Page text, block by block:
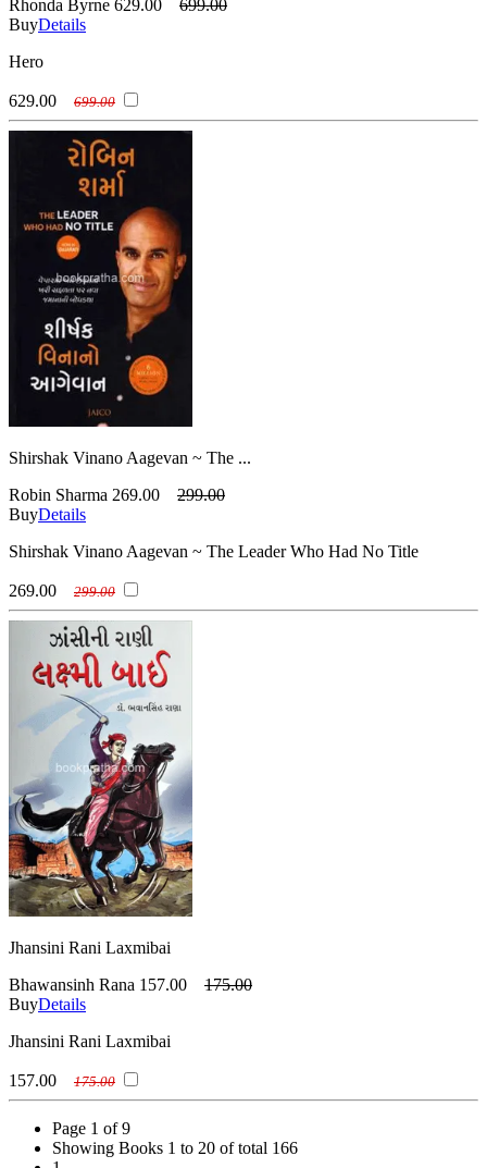
Rhonda Byrne 629.00
699.00
BuyDetails
Hero
629.00 699.00
Shirshak Vinano Aagevan ~ The ...
Robin Sharma 269.00
299.00
BuyDetails
Shirshak Vinano Aagevan ~ The Leader Who Had No Title
269.00 299.00
Jhansini Rani Laxmibai
Bhawansinh Rana 157.00
175.00
BuyDetails
Jhansini Rani Laxmibai
157.00 175.00
Page 1 of 9
Showing Books 1 to 20 of total 166